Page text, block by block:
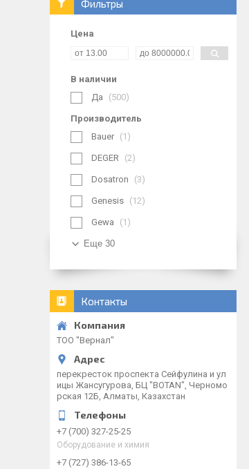
Фильтры
Цена
В наличии
Да
500
Производитель
Bauer
1
DEGER 2
Dosatron 3
Genesis 12
Gewa 1
Еще 30
Контакты
ТОО "Вернал"
перекресток проспекта Сейфулина и ул
ицы Жансугурова, БЦ "BOTAN", Черномо
рская 12Б, Алматы, Казахстан
+7 (700) 327-25-25
Оборудование и химия
+7 (727) 386-13-65